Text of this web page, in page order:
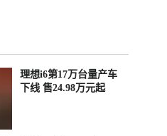
理想i6第17万台量产车
下线 售24.98万元起